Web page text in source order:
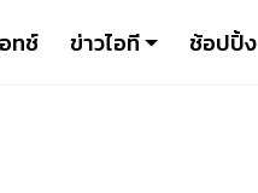
ทช์ ข่าวไอที ช้อปปิ้ง